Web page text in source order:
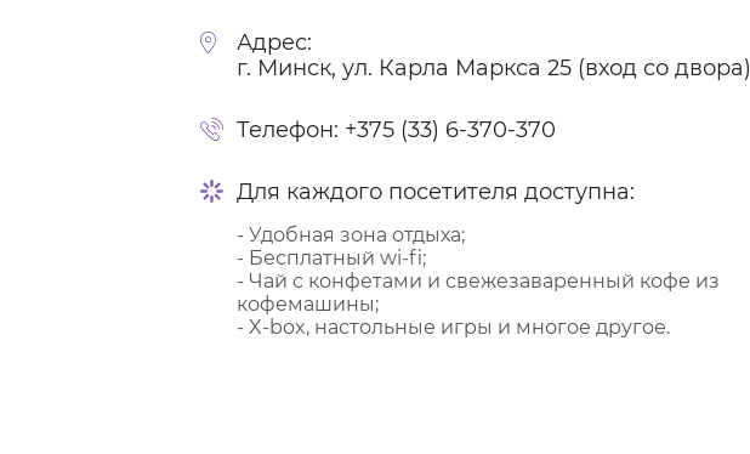
Адрес:
г. Минск, ул. Карла Маркса 25 (вход со двора)
Телефон: +375 (33) 6-370-370
Для каждого посетителя доступна:
- Удобная зона отдыха;
- Бесплатный wi-fi;
- Чай с конфетами и свежезаваренный кофе из
кофемашины;
- X-box, настольные игры и многое другое.